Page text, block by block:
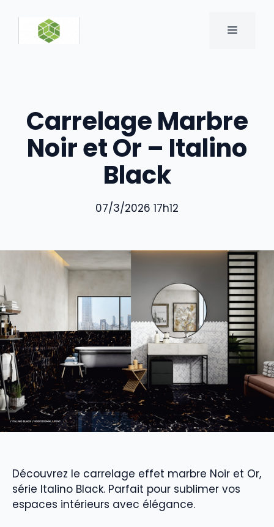
contenu
MENU
Carrelage Marbre
Noir et Or – Italino
Black
07/3/2026 17h12
Découvrez le carrelage effet marbre Noir et Or,
série Italino Black. Parfait pour sublimer vos
espaces intérieurs avec élégance.